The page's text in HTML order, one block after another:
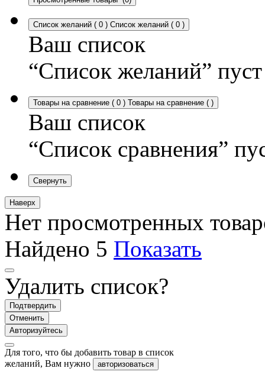
Список желаний ( 0 ) Список желаний ( 0 )
Ваш список
“Список желаний” пуст
Товары на сравнение ( 0 ) Товары на сравнение ( )
Ваш список
“Список сравнения”
Свернуть
Наверх
Нет просмотренных
Найдено 5 Показать
Удалить список?
Подтвердить
Отменить
Авторизуйтесь
Для того, что бы добавить товар в список
желаний, Вам нужно
авторизоваться